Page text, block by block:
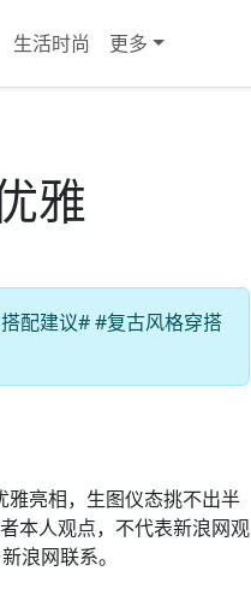
生活时尚 更多
雅
配建议# #复古风格穿搭
亮相，生图仪态挑不出半
本人观点，不代表新浪网观
浪网联系。